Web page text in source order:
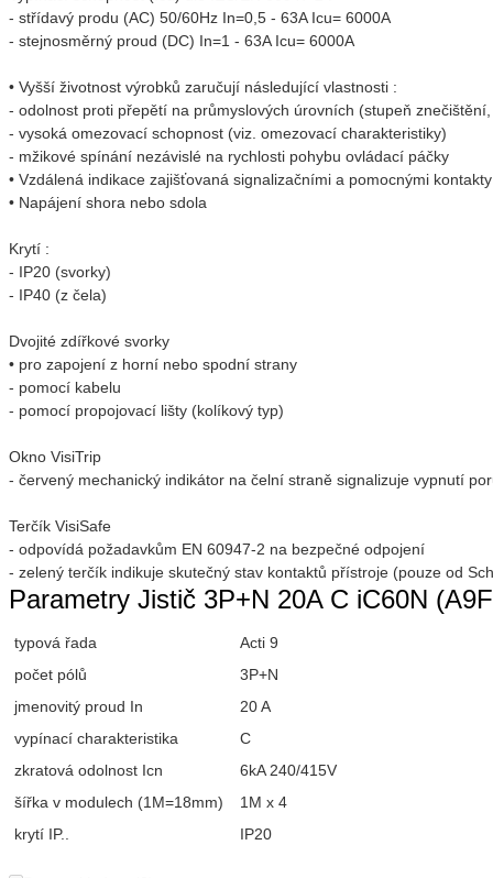
- střídavý produ (AC) 50/60Hz In=0,5 - 63A Icu= 6000A
- stejnosměrný proud (DC) In=1 - 63A Icu= 6000A
• Vyšší životnost výrobků zaručují následující vlastnosti :
- odolnost proti přepětí na průmyslových úrovních (stupeň
- vysoká omezovací schopnost (viz. omezovací charakteristiky)
- mžikové spínání nezávislé na rychlosti pohybu ovládací páčky
• Vzdálená indikace zajišťovaná signalizačními a pomocnými
• Napájení shora nebo sdola
Krytí :
- IP20 (svorky)
- IP40 (z čela)
Dvojité zdířkové svorky
• pro zapojení z horní nebo spodní strany
- pomocí kabelu
- pomocí propojovací lišty (kolíkový typ)
Okno VisiTrip
- červený mechanický indikátor na čelní straně signalizuje vypnutí
Terčík VisiSafe
- odpovídá požadavkům EN 60947-2 na bezpečné odpojení
- zelený terčík indikuje skutečný stav kontaktů přístroje (pouze od
Parametry Jistič 3P+N 20A C iC60N
typová řada
Acti 9
počet pólů
3P+N
jmenovitý proud In
20 A
vypínací charakteristika
C
zkratová odolnost Icn
6kA 240/415V
šířka v modulech (1M=18mm)
1M x 4
krytí IP..
IP20